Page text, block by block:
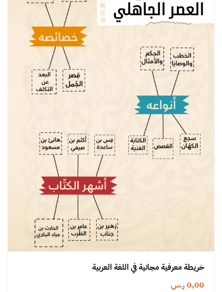
خريطة معرفية مجانية في اللغة العربية
0,00 ر.س